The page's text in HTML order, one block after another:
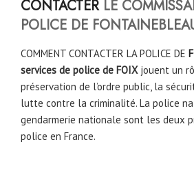
CONTACTERLE
POLICE DE
COMMENT CONTACTER LA POLICE DE
services de police de FOIX jouent un
préservation de l’ordre public, la
lutte contre la criminalité. La police
gendarmerie nationale sont les deux
police en France.